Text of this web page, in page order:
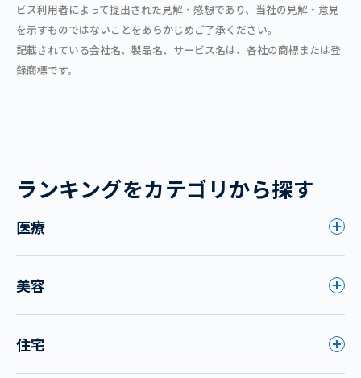
ビス利用者によって提出された見解・感想であり、当社の見解・意見
を示すものではないことをあらかじめご了承ください。
記載されている会社名、製品名、サービス名は、各社の商標または登
録商標です。
ランキングをカテゴリから探す
医療
美容
住宅